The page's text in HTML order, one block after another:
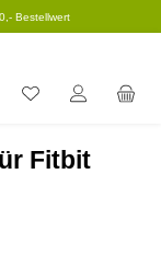
Bestellwert
Fitbit